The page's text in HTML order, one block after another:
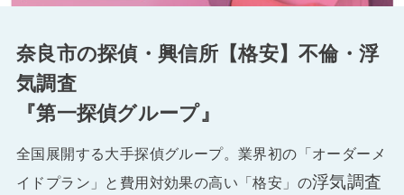
奈良市の探偵・興信所【格安】不倫・浮
気調査
『第一探偵グループ』
全国展開する大手探偵グループ。業界初の「オーダーメ
イドプラン」と費用対効果の高い「格安」の浮気調査